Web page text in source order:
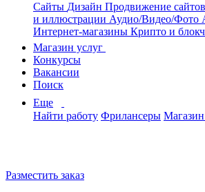
Сайты Дизайн Продвижение
и иллюстрации Аудио/Видео/Фото
Интернет-магазины Крипто и
Магазин услуг
Конкурсы
Вакансии
Поиск
Еще
Найти работу Фрилансеры
Разместить заказ